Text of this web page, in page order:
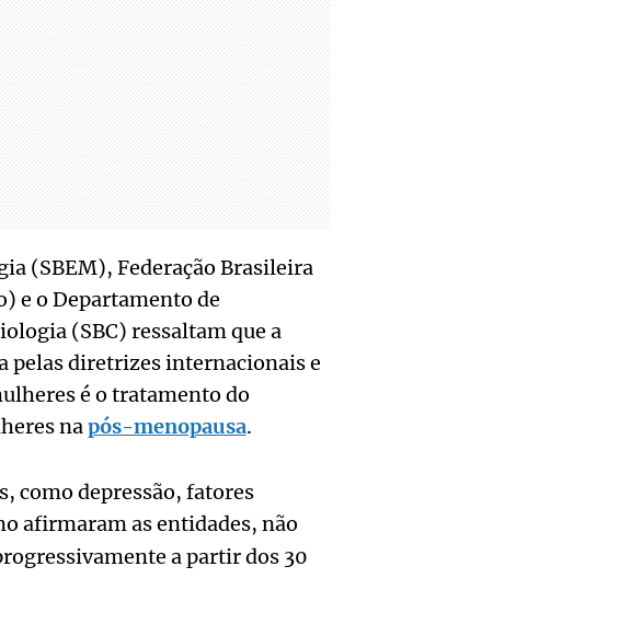
(SBEM), Federação Brasileira
e o Departamento de
(SBC) ressaltam que a
pelas diretrizes internacionais e
é o tratamento do
napós-menopausa.
como depressão, fatores
afirmaram as entidades, não
a partir dos 30